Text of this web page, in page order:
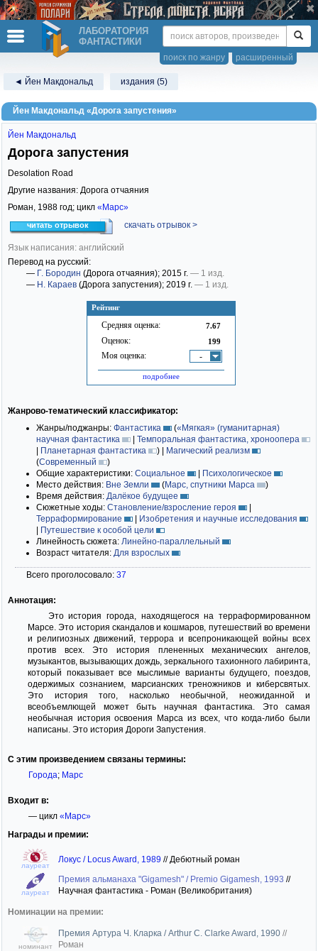
ЛАБОРАТОРИЯ
ФАНТАСТИКИ
расширенный
поиск по жанру
◄ Йен Макдональд издания (5)
Йен Макдональд «Дорога запустения»
Рейтинг
Средняя оценка: 7.67
Оценок: 199
Моя оценка: -
подробнее
Йен Макдональд
Дорога запустения
Desolation Road
Другие названия: Дорога отчаяния
Роман, 1988 год; цикл «Марс»
читать отрывок скачать отрывок >
Язык написания: английский
Перевод на русский:
— Г. Бородин (Дорога отчаяния); 2015 г. — 1 изд.
— Н. Караев (Дорога запустения); 2019 г. — 1 изд.
Жанрово-тематический классификатор:
Жанры/поджанры: Фантастика («Мягкая» (гуманитарная)
научная фантастика
| Темпоральная фантастика, хроноопера
| Планетарная фантастика ) | Магический реализм
(Современный
)
Общие характеристики: Социальное | Психологическое
Место действия: Вне Земли (Марс, спутники Марса
)
Время действия: Далёкое будущее
Сюжетные ходы: Становление/взросление героя
|
Терраформирование
| Изобретения и научные исследования
| Путешествие к особой цели
Линейность сюжета: Линейно-параллельный
Возраст читателя: Для взрослых
Всего проголосовало: 37
Аннотация:
Это история города, находящегося на терраформированном
Марсе. Это история скандалов и кошмаров, путешествий во времени
и религиозных движений, террора и всепроникающей войны всех
против всех. Это история плененных механических ангелов,
музыкантов, вызывающих дождь, зеркального тахионного лабиринта,
который показывает все мыслимые варианты будущего, поездов,
одержимых сознанием, марсианских треножников и киберсвятых.
Это история того, насколько необычной, неожиданной и
всеобъемлющей может быть научная фантастика. Это самая
необычная история освоения Марса из всех, что когда-либо были
написаны. Это история Дороги Запустения.
С этим произведением связаны термины:
Города; Марс
Входит в:
— цикл «Марс»
Награды и премии:
лауреат
Локус / Locus Award, 1989 // Дебютный роман
лауреат
Премия альманаха "Gigamesh" / Premio Gigamesh, 1993 //
Научная фантастика - Роман (Великобритания)
Номинации на премии:
номинант
Премия Артура Ч. Кларка / Arthur C. Clarke Award, 1990 //
Роман